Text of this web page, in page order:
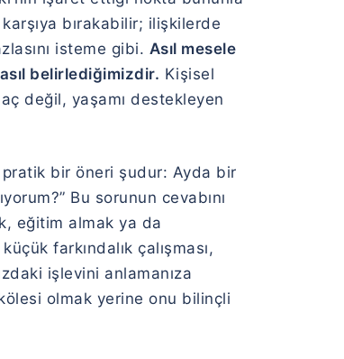
karşıya bırakabilir; ilişkilerde
isteme gibi. Asıl mesele
belirlediğimizdir. Kişisel
değil, yaşamı destekleyen
bir öneri şudur: Ayda bir
Bu sorunun cevabını
eğitim almak ya da
farkındalık çalışması,
işlevini anlamanıza
olmak yerine onu bilinçli